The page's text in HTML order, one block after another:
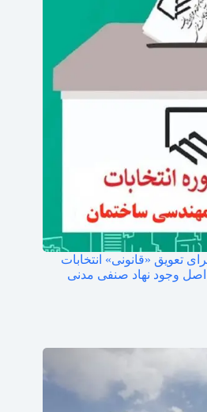
تعویق «قانونی» انتخابات
وجود نهاد صنفی مدنی